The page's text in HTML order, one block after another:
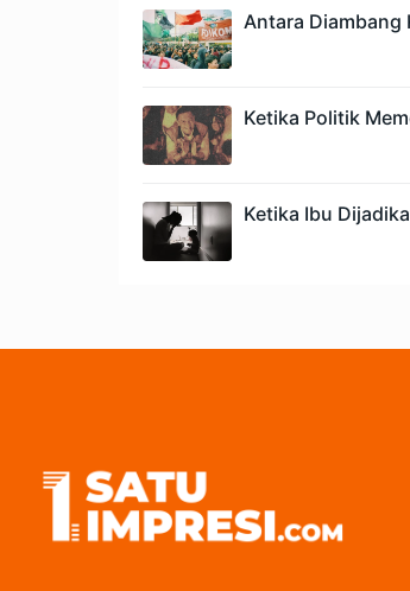
Antara Diambang
Ketika Politik
Ketika Ibu